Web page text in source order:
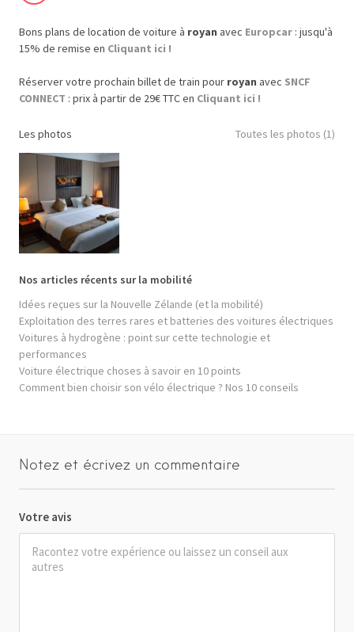
Bons plans de location de voiture à royan avec Europcar : jusqu'à
15% de remise en Cliquant ici !
Réserver votre prochain billet de train pour royan avec SNCF
CONNECT : prix à partir de 29€ TTC en Cliquant ici !
Les photos Toutes les photos (1)
Nos articles récents sur la mobilité
Idées reçues sur la Nouvelle Zélande (et la mobilité)
Exploitation des terres rares et batteries des voitures électriques
Voitures à hydrogène : point sur cette technologie et
performances
Voiture électrique choses à savoir en 10 points
Comment bien choisir son vélo électrique ? Nos 10 conseils
Notez et écrivez un commentaire
Votre avis